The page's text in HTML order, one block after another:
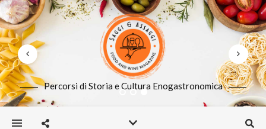
Percorsi di Storia e Cultura Enogastronomica